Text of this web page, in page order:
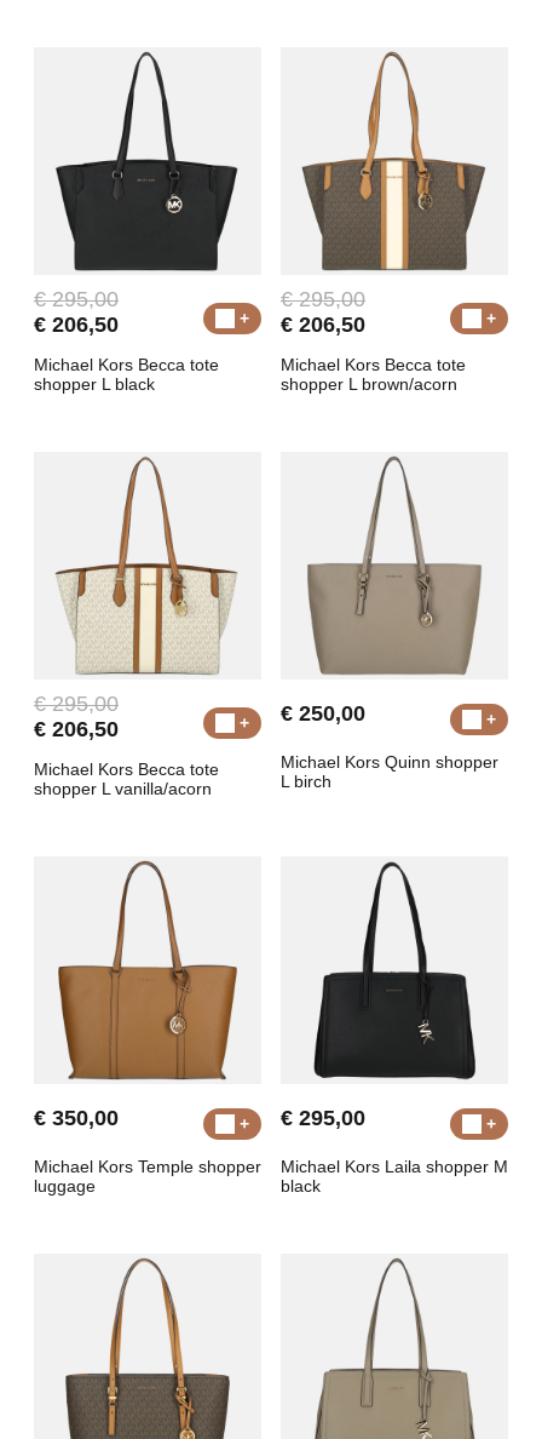
€ 295,00
€ 206,50
Michael Kors Becca tote
shopper L black
€ 295,00
€ 206,50
Michael Kors Becca tote
shopper L brown/acorn
€ 295,00
€ 206,50
Michael Kors Becca tote
shopper L vanilla/acorn
€ 250,00
Michael Kors Quinn shopper
L birch
€ 350,00
Michael Kors Temple shopper
luggage
€ 295,00
Michael Kors Laila shopper M
black